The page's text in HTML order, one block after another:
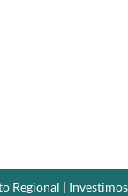
Regional |